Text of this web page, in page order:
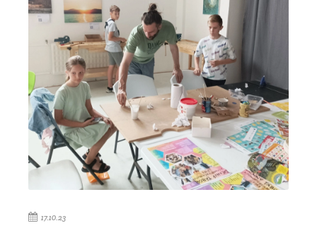
17.10.23